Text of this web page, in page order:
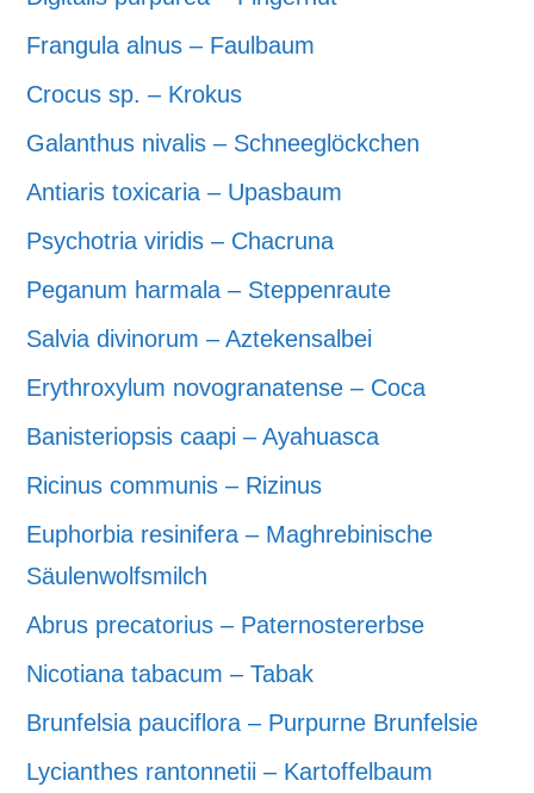
Frangula alnus – Faulbaum
Crocus sp. – Krokus
Galanthus nivalis – Schneeglöckchen
Antiaris toxicaria – Upasbaum
Psychotria viridis – Chacruna
Peganum harmala – Steppenraute
Salvia divinorum – Aztekensalbei
Erythroxylum novogranatense – Coca
Banisteriopsis caapi – Ayahuasca
Ricinus communis – Rizinus
Euphorbia resinifera – Maghrebinische
Säulenwolfsmilch
Abrus precatorius – Paternostererbse
Nicotiana tabacum – Tabak
Brunfelsia pauciflora – Purpurne Brunfelsie
Lycianthes rantonnetii – Kartoffelbaum